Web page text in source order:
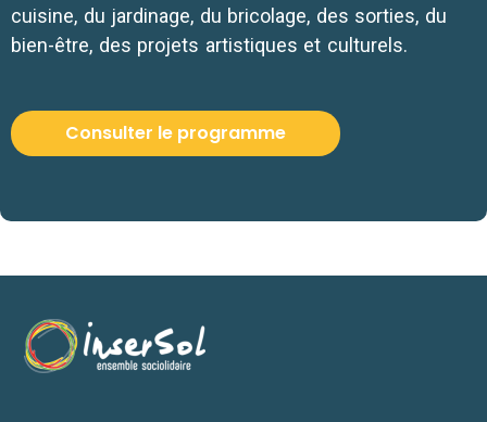
cui­sine, du jar­di­nage, du bri­co­lage, des sor­ties, du
bien-être, des pro­jets artis­tiques et culturels.
Consulter le programme